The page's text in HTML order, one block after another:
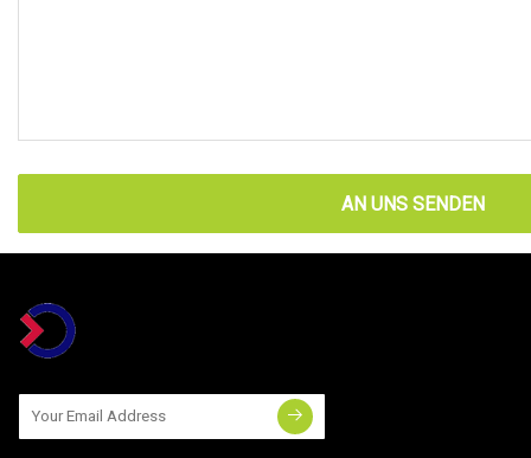
AN UNS SENDEN